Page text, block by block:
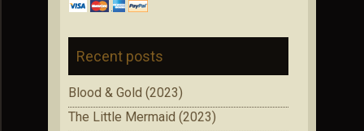
Recent posts
Blood & Gold (2023)
The Little Mermaid (2023)